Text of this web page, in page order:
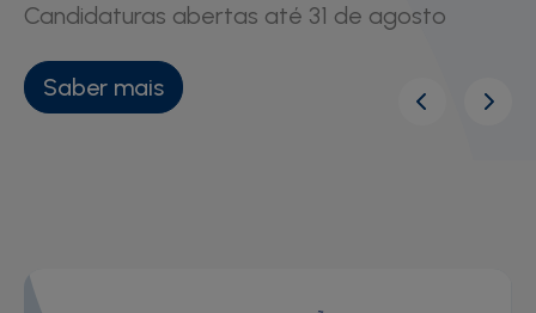
Candidaturas abertas até 31 de agosto
Saber mais